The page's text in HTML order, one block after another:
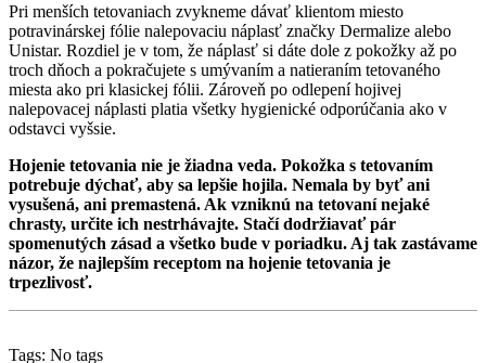
Pri menších tetovaniach zvykneme dávať klientom miesto
potravinárskej fólie nalepovaciu náplasť značky Dermalize alebo
Unistar. Rozdiel je v tom, že náplasť si dáte dole z pokožky až po
troch dňoch a pokračujete s umývaním a natieraním tetovaného
miesta ako pri klasickej fólii. Zároveň po odlepení hojivej
nalepovacej náplasti platia všetky hygienické odporúčania ako v
odstavci vyšsie.
Hojenie tetovania nie je žiadna veda. Pokožka s tetovaním
potrebuje dýchať, aby sa lepšie hojila. Nemala by byť ani
vysušená, ani premastená. Ak vzniknú na tetovaní nejaké
chrasty, určite ich nestrhávajte. Stačí dodržiavať pár
spomenutých zásad a všetko bude v poriadku. Aj tak zastávame
názor, že najlepším receptom na hojenie tetovania je
trpezlivosť.
Tags: No tags